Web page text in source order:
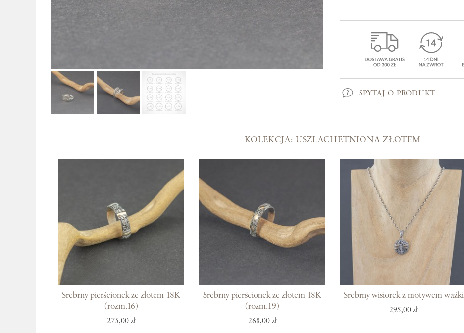
Kolekcje
Prosto z Bali
Uszlachetniona złotem
Srebra czar
Magia kamieni
Po męsku
Woreczki na biżuterię
Bony podarunkowe
SPYTAJ O PRODUKT
KOLEKCJA: USZLACHETNIONA ZŁOTEM
Srebrny pierścionek ze złotem 18K
(rozm.16)
275,00 zł
Srebrny pierścionek ze złotem 18K
(rozm.19)
268,00 zł
Srebrny wisiorek z motywem ważki
295,00 zł